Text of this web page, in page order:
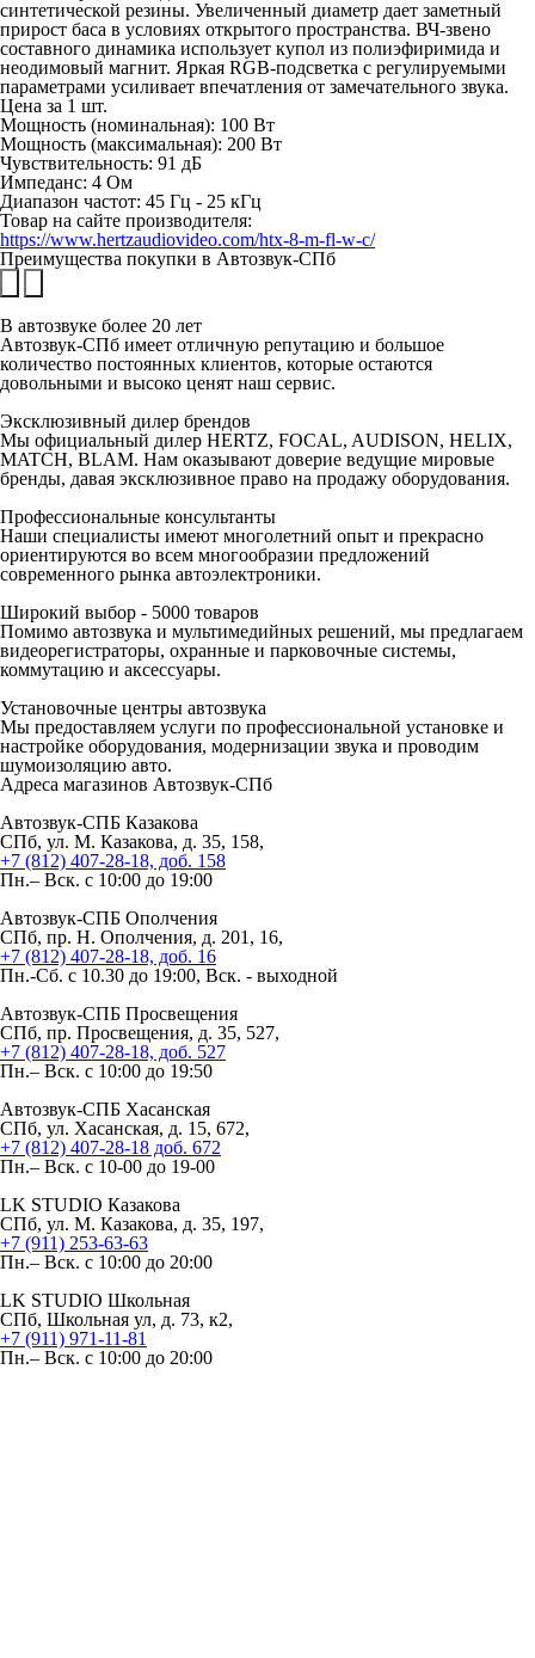
синтетической резины. Увеличенный диаметр дает заметный
прирост баса в условиях открытого пространства. ВЧ-звено
составного динамика использует купол из полиэфиримида и
неодимовый магнит. Яркая RGB-подсветка с регулируемыми
параметрами усиливает впечатления от замечательного звука.
Цена за 1 шт.
Мощность (номинальная): 100 Вт
Мощность (максимальная): 200 Вт
Чувствительность: 91 дБ
Импеданс: 4 Ом
Диапазон частот: 45 Гц - 25 кГц
Товар на сайте производителя:
https://www.hertzaudiovideo.com/htx-8-m-fl-w-c/
Преимущества покупки в Автозвук-СПб
В автозвуке более 20 лет
Автозвук-СПб имеет отличную репутацию и большое
количество постоянных клиентов, которые остаются
довольными и высоко ценят наш сервис.
Эксклюзивный дилер брендов
Мы официальный дилер HERTZ, FOCAL, AUDISON, HELIX,
MATCH, BLAM. Нам оказывают доверие ведущие мировые
бренды, давая эксклюзивное право на продажу оборудования.
Профессиональные консультанты
Наши специалисты имеют многолетний опыт и прекрасно
ориентируются во всем многообразии предложений
современного рынка автоэлектроники.
Широкий выбор - 5000 товаров
Помимо автозвука и мультимедийных решений, мы предлагаем
видеорегистраторы, охранные и парковочные системы,
коммутацию и аксессуары.
Установочные центры автозвука
Мы предоставляем услуги по профессиональной установке и
настройке оборудования, модернизации звука и проводим
шумоизоляцию авто.
Адреса магазинов Автозвук-СПб
Автозвук-СПБ Казакова
СПб, ул. М. Казакова, д. 35, 158,
+7 (812) 407-28-18, доб. 158
Пн.– Вск. с 10:00 до 19:00
Автозвук-СПБ Ополчения
СПб, пр. Н. Ополчения, д. 201, 16,
+7 (812) 407-28-18, доб. 16
Пн.-Сб. с 10.30 до 19:00, Вск. - выходной
Автозвук-СПБ Просвещения
СПб, пр. Просвещения, д. 35, 527,
+7 (812) 407-28-18, доб. 527
Пн.– Вск. с 10:00 до 19:50
Автозвук-СПБ Хасанская
СПб, ул. Хасанская, д. 15, 672,
+7 (812) 407-28-18 доб. 672
Пн.– Вск. с 10-00 до 19-00
LK STUDIO Казакова
СПб, ул. М. Казакова, д. 35, 197,
+7 (911) 253-63-63
Пн.– Вск. с 10:00 до 20:00
LK STUDIO Школьная
СПб, Школьная ул, д. 73, к2,
+7 (911) 971-11-81
Пн.– Вск. с 10:00 до 20:00